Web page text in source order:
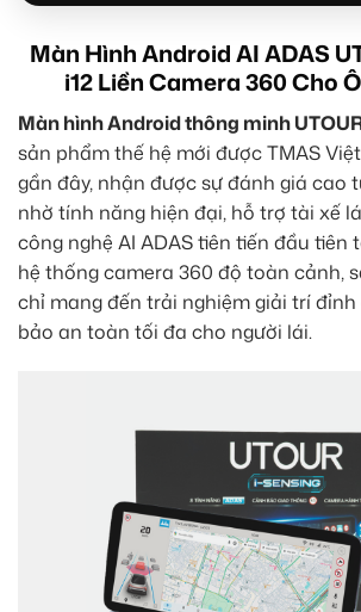
Màn Hình Android AI ADAS
i12 Liền Camera 360 Cho
Màn hình Android thông minh
sản phẩm thế hệ mới được TMAS
gần đây, nhận được sự đánh giá cao
nhờ tính năng hiện đại, hỗ trợ tài xế
công nghệ AI ADAS tiên tiến đầu tiên
hệ thống camera 360 độ toàn cảnh,
chỉ mang đến trải nghiệm giải trí
bảo an toàn tối đa cho người lái.